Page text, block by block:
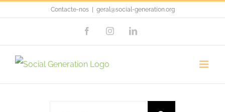
content
Contacte-nos geral@social-generation.org
FacebookInstagramLinkedIn